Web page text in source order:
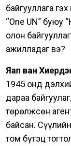
байгууллага
“One UN” буюу
олон
ажилладаг вэ?
Яап ван
1945 онд
дараа
төрөлжсөн
байсан.
том бүтэц